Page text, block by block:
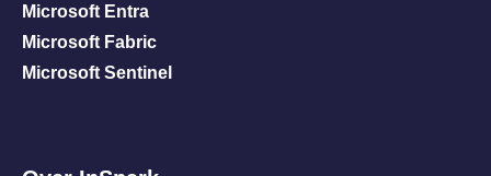
Microsoft Entra
Microsoft Fabric
Microsoft Sentinel